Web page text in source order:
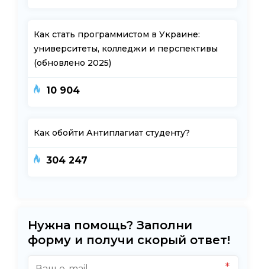
Как стать программистом в Украине:
университеты, колледжи и перспективы
(обновлено 2025)
10 904
Как обойти Антиплагиат студенту?
304 247
Нужна помощь? Заполни
форму и получи скорый ответ!